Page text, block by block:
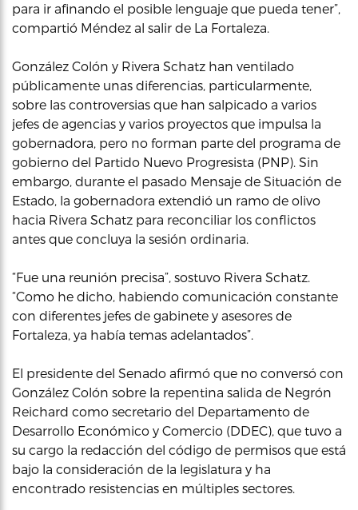
para ir afinando el posible lenguaje que pueda tener”,
compartió Méndez al salir de La Fortaleza.
González Colón y Rivera Schatz han ventilado
públicamente unas diferencias, particularmente,
sobre las controversias que han salpicado a varios
jefes de agencias y varios proyectos que impulsa la
gobernadora, pero no forman parte del programa de
gobierno del Partido Nuevo Progresista (PNP). Sin
embargo, durante el pasado Mensaje de Situación de
Estado, la gobernadora extendió un ramo de olivo
hacia Rivera Schatz para reconciliar los conflictos
antes que concluya la sesión ordinaria.
“Fue una reunión precisa”, sostuvo Rivera Schatz.
“Como he dicho, habiendo comunicación constante
con diferentes jefes de gabinete y asesores de
Fortaleza, ya había temas adelantados”.
El presidente del Senado afirmó que no conversó con
González Colón sobre la repentina salida de Negrón
Reichard como secretario del Departamento de
Desarrollo Económico y Comercio (DDEC), que tuvo a
su cargo la redacción del código de permisos que está
bajo la consideración de la legislatura y ha
encontrado resistencias en múltiples sectores.